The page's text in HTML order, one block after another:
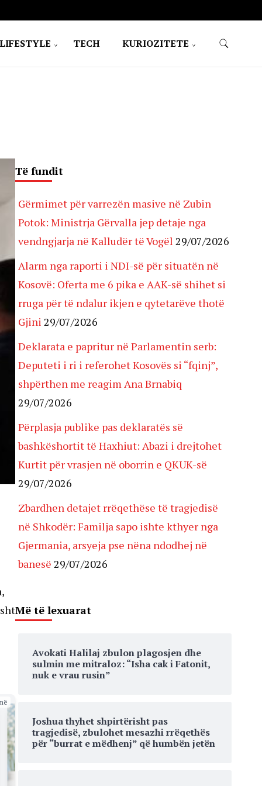
TECH KURIOZITETE
Të fundit
Gërmimet për varrezën masive në Zubin
Potok: Ministrja Gërvalla jep detaje nga
vendngjarja në Kalludër të Vogël 29/07/2026
Alarm nga raporti i NDI-së për situatën në
Kosovë: Oferta me 6 pika e AAK-së shihet si
rruga për të ndalur ikjen e qytetarëve thotë
Gjini 29/07/2026
Deklarata e papritur në Parlamentin serb:
Deputeti i ri i referohet Kosovës si “fqinj”,
shpërthen me reagim Ana Brnabiq
29/07/2026
Përplasja publike pas deklaratës së
bashkëshortit të Haxhiut: Abazi i drejtohet
Kurtit për vrasjen në oborrin e QKUK-së
29/07/2026
Zbardhen detajet rrëqethëse të tragjedisë
në Shkodër: Familja sapo ishte kthyer nga
Gjermania, arsyeja pse nëna ndodhej në
banesë 29/07/2026
Më të lexuarat
Avokati Halilaj zbulon plagosjen dhe
sulmin me mitraloz: “Isha cak i Fatonit,
nuk e vrau rusin”
Joshua thyhet shpirtërisht pas
tragjedisë, zbulohet mesazhi rrëqethës
për “burrat e mëdhenj” që humbën jetën